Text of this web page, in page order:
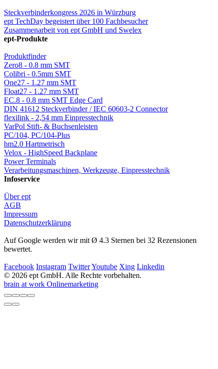
Steckverbinderkongress 2026 in Würzburg
ept TechDay begeistert über 100 Fachbesucher
Zusammenarbeit von ept GmbH und Swelex
ept-Produkte
Produktfinder
Zero8 - 0.8 mm SMT
Colibri - 0.5mm SMT
One27 - 1.27 mm SMT
Float27 - 1.27 mm SMT
EC.8 - 0.8 mm SMT Edge Card
DIN 41612 Steckverbinder / IEC 60603-2 Connector
flexilink - 2,54 mm Einpresstechnik
VarPol Stift- & Buchsenleisten
PC/104, PC/104-Plus
hm2.0 Hartmetrisch
Velox - HighSpeed Backplane
Power Terminals
Verarbeitungsmaschinen, Werkzeuge, Einpresstechnik
Infoservice
Über ept
AGB
Impressum
Datenschutzerklärung
Auf Google werden wir mit Ø 4.3 Sternen bei 32 Rezensionen
bewertet.
Facebook Instagram TwitterYoutube Xing Linkedin
© 2026 ept GmbH. Alle Rechte vorbehalten.
brain at work Onlinemarketing